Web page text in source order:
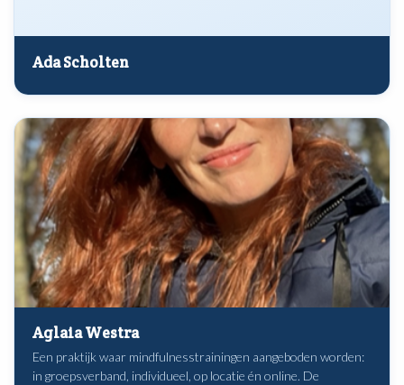
Ada Scholten
Aglaia Westra
Een praktijk waar mindfulnesstrainingen aangeboden worden:
in groepsverband, individueel, op locatie én online. De